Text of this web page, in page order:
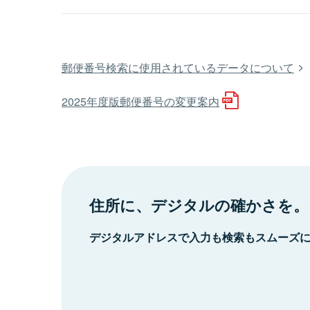
郵便番号検索に使用されているデータについて
2025年度版郵便番号の変更案内
住所に、デジタルの確かさを。
デジタルアドレスで入力も検索もスムーズ